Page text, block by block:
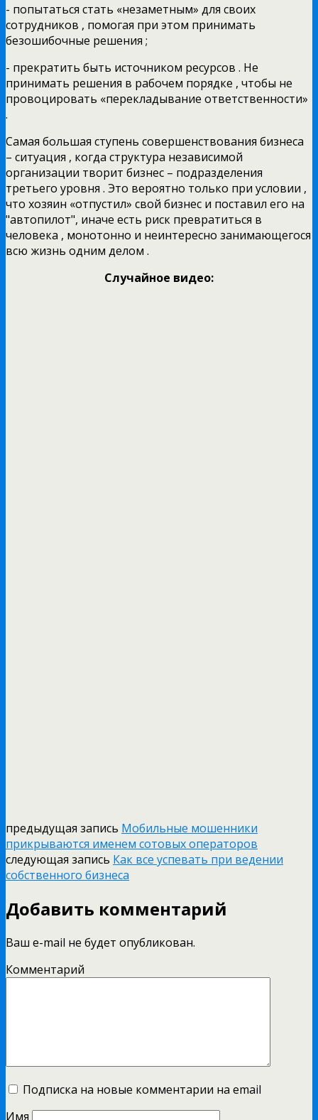
- попытаться стать «незаметным» для своих
сотрудников , помогая при этом принимать
безошибочные решения ;
- прекратить быть источником ресурсов . Не
принимать решения в рабочем порядке , чтобы не
провоцировать «перекладывание ответственности»
.
Самая большая ступень совершенствования бизнеса
– ситуация , когда структура независимой
организации творит бизнес – подразделения
третьего уровня . Это вероятно только при условии ,
что хозяин «отпустил» свой бизнес и поставил его на
"автопилот", иначе есть риск превратиться в
человека , монотонно и неинтересно занимающегося
всю жизнь одним делом .
Случайное видео:
предыдущая запись Мобильные мошенники
прикрываются именем сотовых операторов
следующая запись Как все успевать при ведении
собственного бизнеса
Добавить комментарий
Ваш e-mail не будет опубликован.
Комментарий
Подписка на новые комментарии на email
Имя